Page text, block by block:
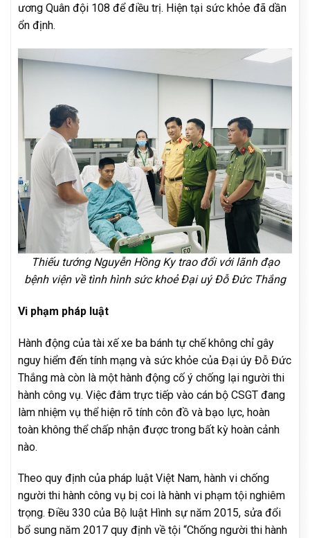
ương Quân đội 108 để điều trị. Hiện tại sức khỏe đã dần
ổn định.
Thiếu tướng Nguyễn Hồng Ky trao đổi với lãnh đạo
bệnh viện về tình hình sức khoẻ Đại uý Đỗ Đức Thắng
Vi phạm pháp luật
Hành động của tài xế xe ba bánh tự chế không chỉ gây
nguy hiểm đến tính mạng và sức khỏe của Đại úy Đỗ Đức
Thắng mà còn là một hành động cố ý chống lại người thi
hành công vụ. Việc đâm trực tiếp vào cán bộ CSGT đang
làm nhiệm vụ thể hiện rõ tính côn đồ và bạo lực, hoàn
toàn không thể chấp nhận được trong bất kỳ hoàn cảnh
nào.
Theo quy định của pháp luật Việt Nam, hành vi chống
người thi hành công vụ bị coi là hành vi phạm tội nghiêm
trọng. Điều 330 của Bộ luật Hình sự năm 2015, sửa đổi
bổ sung năm 2017 quy định về tội “Chống người thi hành